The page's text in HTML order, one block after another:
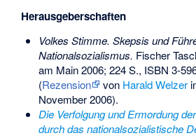
Herausgeberschaften
Volkes Stimme. Skepsis und
Nationalsozialismus. Fischer
am Main 2006; 224 S., ISBN 3-
(Rezension von Harald Welzer
November 2006).
Die Verfolgung und Ermordung
durch das nationalsozialistische